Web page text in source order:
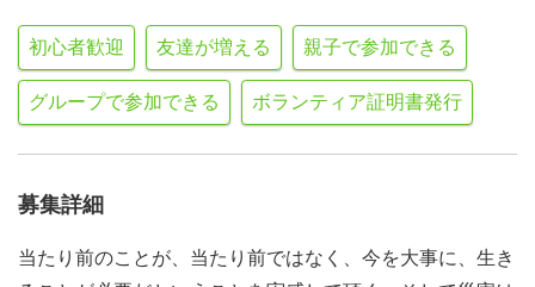
初心者歓迎 友達が増える 親子で参加できる
グループで参加できる ボランティア証明書発行
募集詳細
当たり前のことが、当たり前ではなく、今を大事に、生き